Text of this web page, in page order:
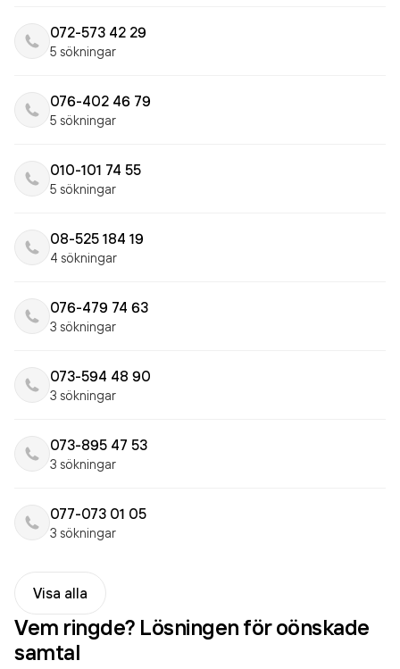
072-573 42 29
5 sökningar
076-402 46 79
5 sökningar
010-101 74 55
5 sökningar
08-525 184 19
4 sökningar
076-479 74 63
3 sökningar
073-594 48 90
3 sökningar
073-895 47 53
3 sökningar
077-073 01 05
3 sökningar
Visa alla
Vem ringde? Lösningen för oönskade
samtal